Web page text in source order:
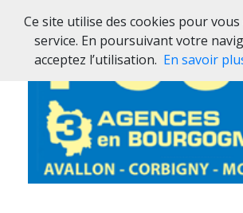
Ce site utilise des cookies pour
service. En poursuivant votre
acceptez l’utilisation. En savoir